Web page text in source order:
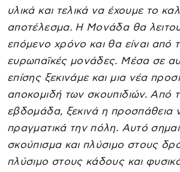
υλικά και τελικά να έχουμε το
αποτέλεσμα. Η Μονάδα θα
επόμενο χρόνο και θα είναι από
ευρωπαϊκές μονάδες. Μέσα σε
επίσης ξεκινάμε και μια νέα
αποκομιδή των σκουπιδιών. Από
εβδομάδα, ξεκινά η προσπάθεια
πραγματικά την πόλη. Αυτό
σκούπισμα και πλύσιμο στους
πλύσιμο στους κάδους και